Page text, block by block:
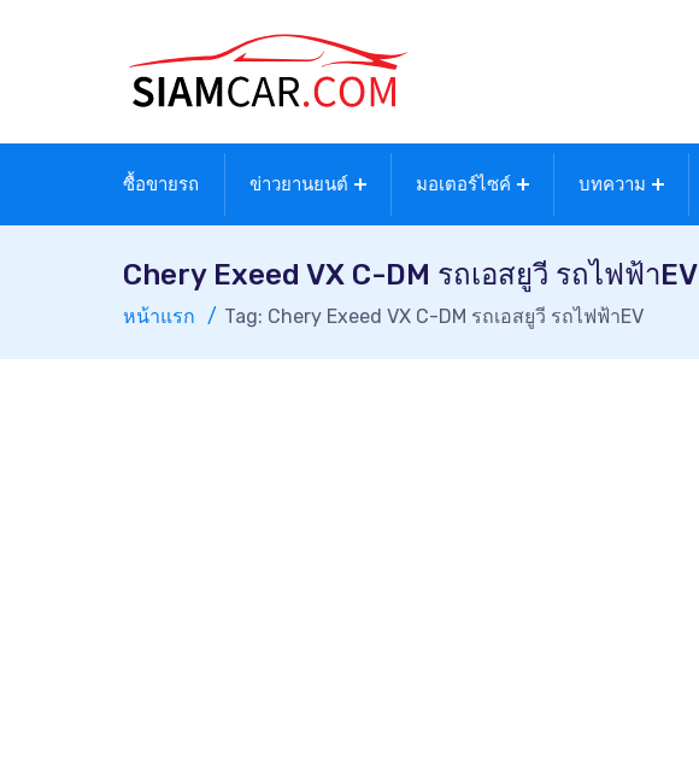
ซื้อขายรถ ข่าวยานยนต์ มอเตอร์ไซค์ บทความ
Chery Exeed VX C-DM รถเอสยูวี รถไฟฟ้าEV
หน้าแรก Tag: Chery Exeed VX C-DM รถเอสยูวี รถไฟฟ้าEV